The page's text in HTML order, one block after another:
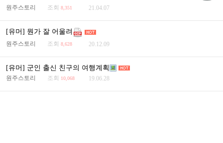
원주스토리 조회 8,351 21.04.07
[유머] 뭔가 잘 어울려
원주스토리 조회 8,628 20.12.09
[유머] 군인 출신 친구의 여행계획
원주스토리 조회 10,068 19.06.28